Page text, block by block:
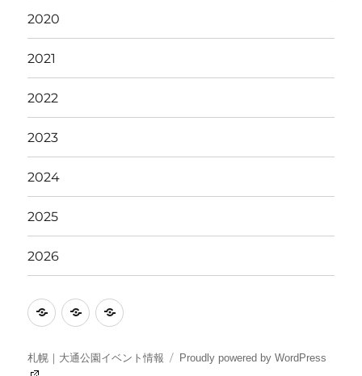
2020
2021
2022
2023
2024
2025
2026
イ
ン
駐
場
ア
セ
札幌｜大通公園イベント情報 Proudly powered by WordPress